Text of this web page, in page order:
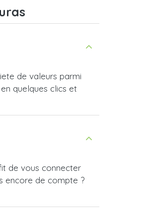
de valeurs parmi
quelques clics et
de vous connecter
encore de compte ?